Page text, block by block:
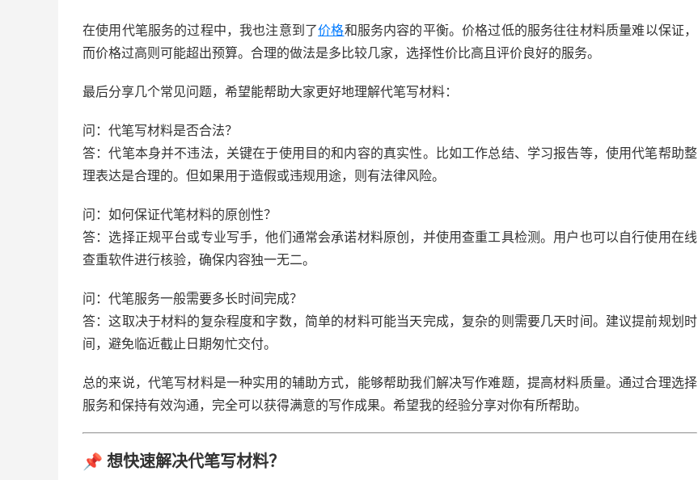
在使用代笔服务的过程中，我也注意到了价格和服务内容的平衡。价格过低的服务往往材料质量难以保证，
而价格过高则可能超出预算。合理的做法是多比较几家，选择性价比高且评价良好的服务。
最后分享几个常见问题，希望能帮助大家更好地理解代笔写材料：
问：代笔写材料是否合法？
答：代笔本身并不违法，关键在于使用目的和内容的真实性。比如工作总结、学习报告等，使用代笔帮助整
理表达是合理的。但如果用于造假或违规用途，则有法律风险。
问：如何保证代笔材料的原创性？
答：选择正规平台或专业写手，他们通常会承诺材料原创，并使用查重工具检测。用户也可以自行使用在线
查重软件进行核验，确保内容独一无二。
问：代笔服务一般需要多长时间完成？
答：这取决于材料的复杂程度和字数，简单的材料可能当天完成，复杂的则需要几天时间。建议提前规划时
间，避免临近截止日期匆忙交付。
总的来说，代笔写材料是一种实用的辅助方式，能够帮助我们解决写作难题，提高材料质量。通过合理选择
服务和保持有效沟通，完全可以获得满意的写作成果。希望我的经验分享对你有所帮助。
📌 想快速解决代笔写材料？